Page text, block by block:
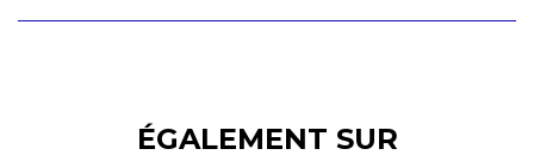
ÉGALEMENT SUR